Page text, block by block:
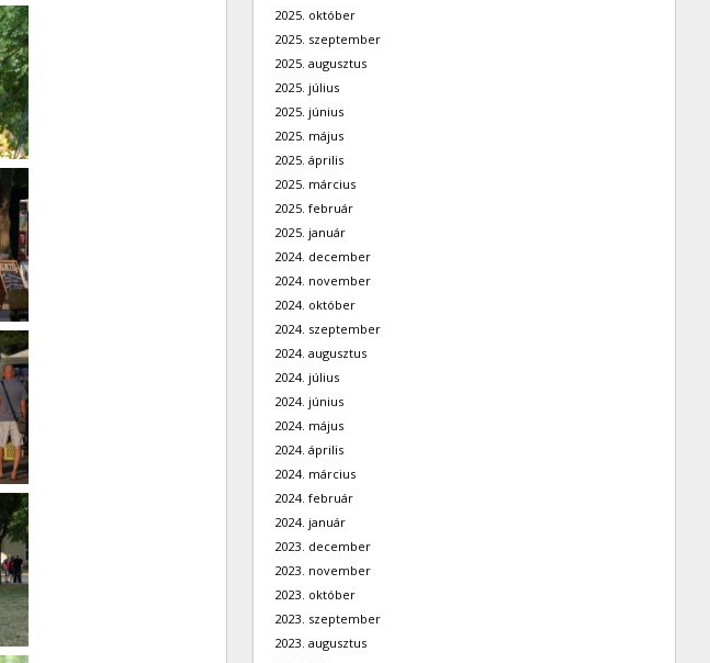
2025. október
2025. szeptember
2025. augusztus
2025. július
2025. június
2025. május
2025. április
2025. március
2025. február
2025. január
2024. december
2024. november
2024. október
2024. szeptember
2024. augusztus
2024. július
2024. június
2024. május
2024. április
2024. március
2024. február
2024. január
2023. december
2023. november
2023. október
2023. szeptember
2023. augusztus